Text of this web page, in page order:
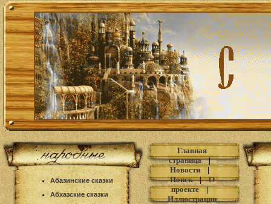
Абазинские сказки
Абхазские сказки
Главная
страница|
Новости|
Поиск|О
проекте|
Иллюстрации